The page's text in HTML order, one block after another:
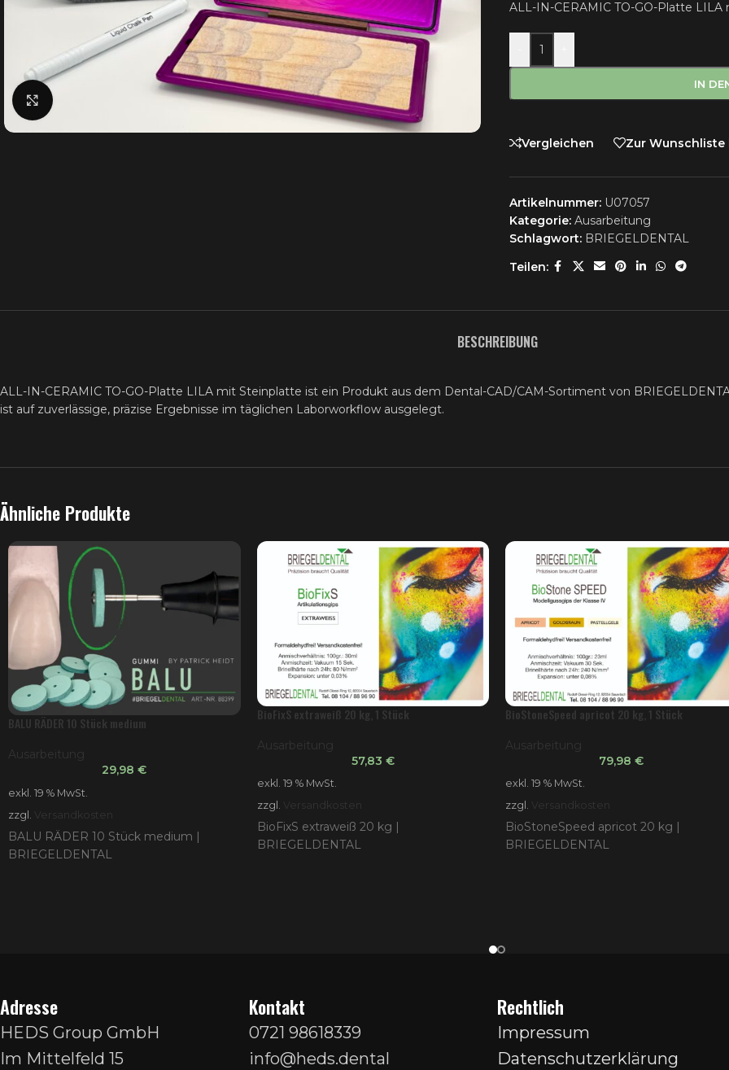
Klick zum Vergrößern
ALL-IN-CERAMIC TO-GO-Platte
IN
Vergleichen Zur Wunschliste
Artikelnummer: U07057
Kategorie: Ausarbeitung
Schlagwort: BRIEGELDENTAL
Teilen:
BESCHREIBUNG
ALL-IN-CERAMIC TO-GO-Platte LILA mit Steinplatte ist ein Produkt aus dem Dental-CAD/CAM-Sortiment von
ist auf zuverlässige, präzise Ergebnisse im täglichen Laborworkflow ausgelegt.
Ähnliche Produkte
BALU RÄDER 10 Stück medium
Ausarbeitung
29,98€
exkl. 19 % MwSt.
zzgl. Versandkosten
BALU RÄDER 10 Stück medium |
BRIEGELDENTAL
BioFixS extraweiß 20 kg, 1 Stück
Ausarbeitung
57,83 €
exkl. 19 % MwSt.
zzgl. Versandkosten
BioFixS extraweiß 20 kg |
BRIEGELDENTAL
BioStoneSpeed apricot 20 kg, 1 Stück
Ausarbeitung
79,98€
exkl. 19 % MwSt.
zzgl. Versandkosten
BioStoneSpeed apricot 20 kg |
BRIEGELDENTAL
Adresse
HEDS Group GmbH
Im Mittelfeld 15
Kontakt
0721 98618339
info@heds.dental
Rechtlich
Impressum
Datenschutzerklärung